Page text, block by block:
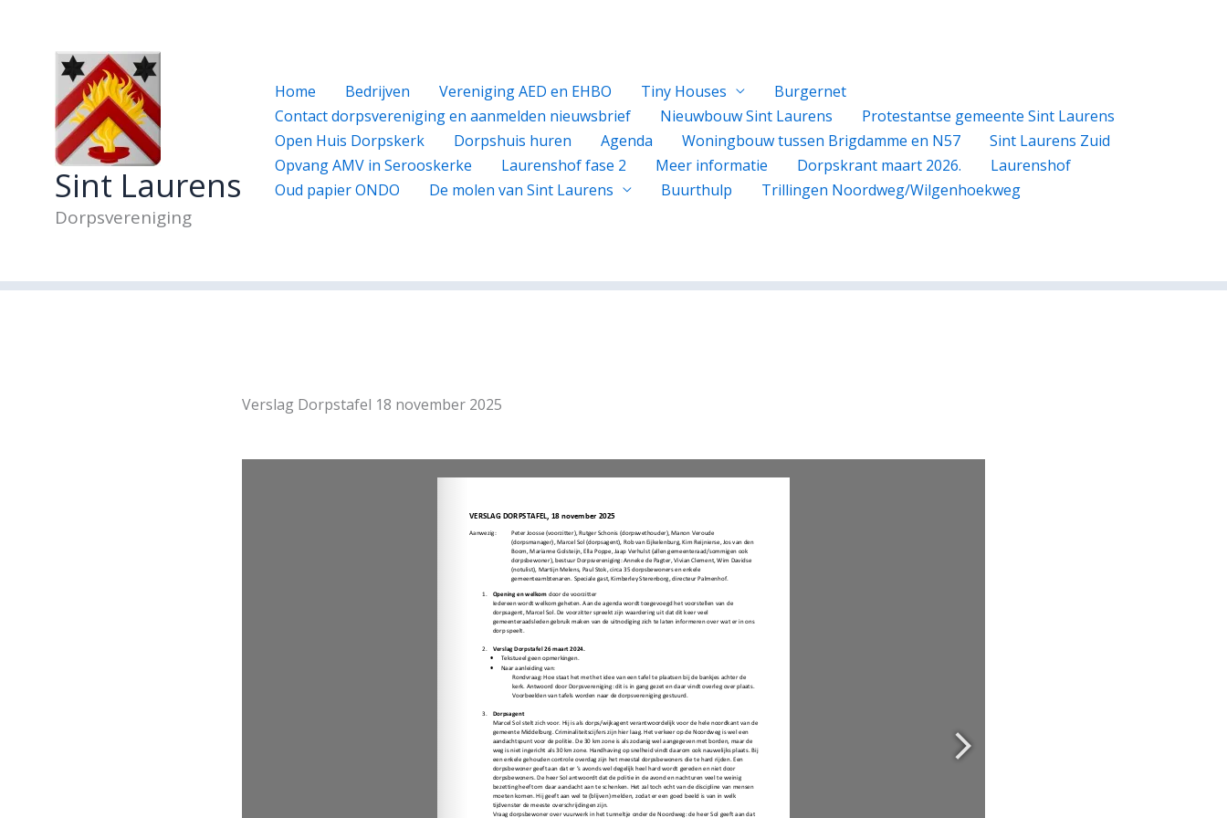
Sint Laurens
Dorpsvereniging
Home Bedrijven Vereniging AED en EHBO Tiny Houses
Burgernet
Contact dorpsvereniging en aanmelden nieuwsbrief
Nieuwbouw Sint Laurens
Protestantse gemeente Sint Laurens
Open Huis Dorpskerk
Dorpshuis huren Agenda Woningbouw tussen Brigdamme en N57
Sint Laurens Zuid
Opvang AMV in Serooskerke
Laurenshof fase 2 Meer informatie Dorpskrant maart 2026.
Laurenshof
Oud papier ONDO
De molen van Sint Laurens Buurthulp Trillingen Noordweg/Wilgenhoekweg
Verslag Dorpstafel 18 november 2025